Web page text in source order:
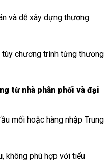
và dễ xây dựng thương
tùy chương trình từng thương
từ nhà phân phối và đại
mối hoặc hàng nhập Trung
, không phù hợp với tiểu